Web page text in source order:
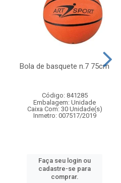
Bola de basquete n.7 75cm
Código: 841285
Embalagem: Unidade
Caixa Com: 30 Unidade(s)
Inmetro: 007517/2019
Faça seu login ou
cadastre-se para
comprar.